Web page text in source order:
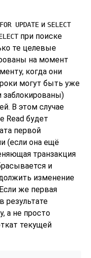
UPDATE и SELECT
при поиске
те целевые
на момент
когда они
могут быть уже
В этом случае
Read будет
первой
(если она ещё
транзакция
и
изменение
же первая
результате
а не просто
текущей